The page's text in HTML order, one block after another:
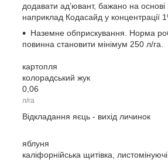
додавати ад’ювант, бажано на основі
наприклад Кодасайд у концентрації
Наземне обприскування. Норма
повинна становити мінімум 250 л/га.
картопля
колорадський жук
0,06
л/га
Відкладання яєць - вихід личинок
яблуня
каліфорнійська щитівка,